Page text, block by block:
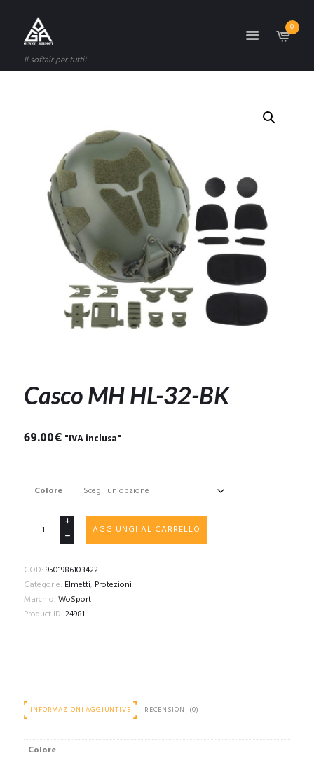
Il softair per tutti!
0
Casco MH HL-32-BK
69.00€ "IVA inclusa"
Colore
32-
BK
quantità
AGGIUNGI AL CARRELLO
COD: 9501986103422
Categorie: Elmetti, Protezioni
Marchio: WoSport
Product ID: 24981
INFORMAZIONI AGGIUNTIVE RECENSIONI (0)
Colore